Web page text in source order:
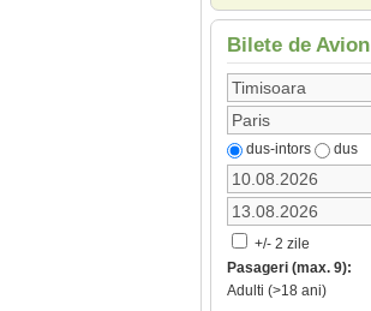
Bilete de Avion
dus-intors dus
+/- 2 zile
Pasageri (max. 9):
Adulti (>18 ani)